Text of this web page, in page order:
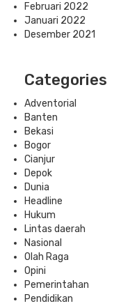
Februari 2022
Januari 2022
Desember 2021
Categories
Adventorial
Banten
Bekasi
Bogor
Cianjur
Depok
Dunia
Headline
Hukum
Lintas daerah
Nasional
Olah Raga
Opini
Pemerintahan
Pendidikan